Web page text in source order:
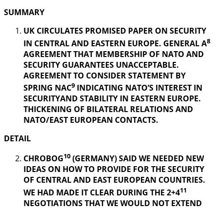
SUMMARY
UK CIRCULATES PROMISED PAPER ON SECURITY
IN CENTRAL AND EASTERN EUROPE. GENERAL A8
AGREEMENT THAT MEMBERSHIP OF NATO AND
SECURITY GUARANTEES UNACCEPTABLE.
AGREEMENT TO CONSIDER STATEMENT BY
SPRING NAC9 INDICATING NATO’S INTEREST IN
SECURITYAND STABILITY IN EASTERN EUROPE.
THICKENING OF BILATERAL RELATIONS AND
NATO/EAST EUROPEAN CONTACTS.
DETAIL
CHROBOG10 (GERMANY) SAID WE NEEDED NEW
IDEAS ON HOW TO PROVIDE FOR THE SECURITY
OF CENTRAL AND EAST EUROPEAN COUNTRIES.
WE HAD MADE IT CLEAR DURING THE 2+411
NEGOTIATIONS THAT WE WOULD NOT EXTEND